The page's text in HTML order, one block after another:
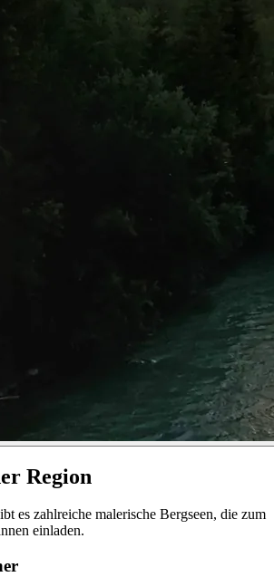
Region
es zahlreiche malerische Bergseen, die zum
einladen.